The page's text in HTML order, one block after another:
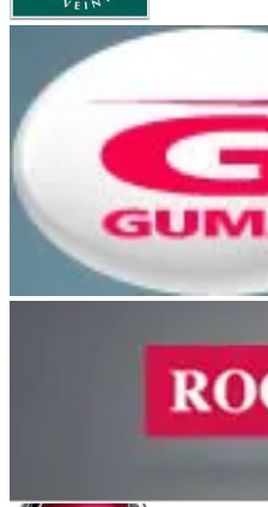
Bancor
Orfeo Superdomo